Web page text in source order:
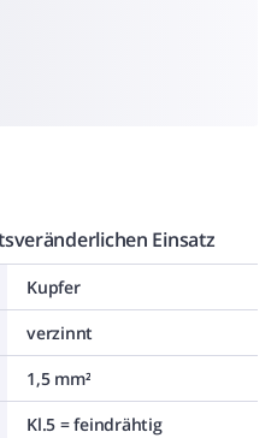
Einsatz
Kupfer
verzinnt
1,5 mm²
Kl.5 = feindrähtig